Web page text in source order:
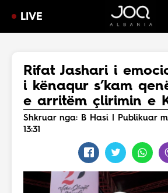
LIVE
Rifat Jashari i
i kënaqur s’kam
e arritëm çlirimin e
Shkruar nga: B Hasi | Publikuar
13:31